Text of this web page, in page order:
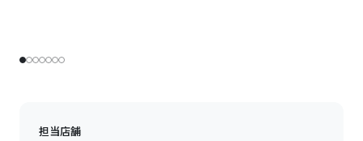
担当店舗